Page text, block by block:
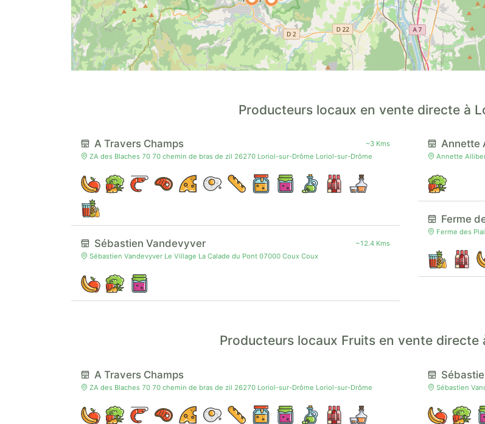
Producteurs locaux en vente directe à
A Travers Champs
~3 Kms
ZA des Blaches 70 70 chemin de bras de zil 26270 Loriol-sur-Drôme Loriol-sur-Drôme
Sébastien Vandevyver
~12.4 Kms
Sébastien Vandevyver Le Village La Calade du Pont 07000 Coux Coux
Annette
Annette
Ferme
Ferme des
Producteurs locaux Fruits en vente directe
A Travers Champs
ZA des Blaches 70 70 chemin de bras de zil 26270 Loriol-sur-Drôme Loriol-sur-Drôme Sébastien